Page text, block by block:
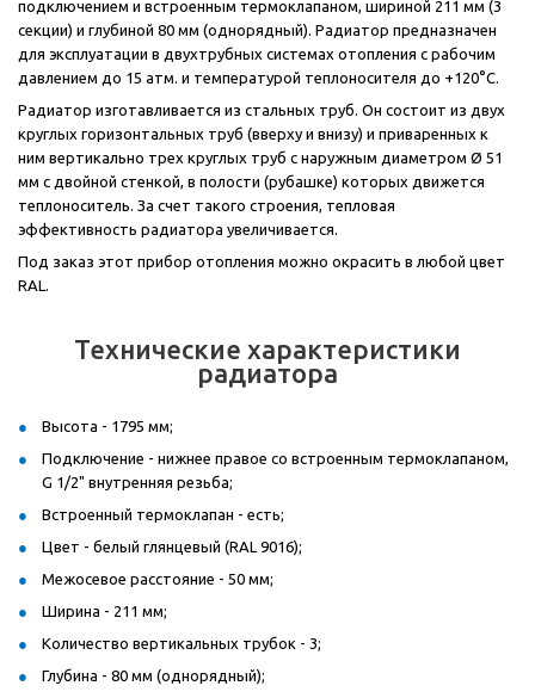
подключением и встроенным термоклапаном, шириной 211 мм (3
секции) и глубиной 80 мм (однорядный). Радиатор предназначен
для эксплуатации в двухтрубных системах отопления с рабочим
давлением до 15 атм. и температурой теплоносителя до +120°С.
Радиатор изготавливается из стальных труб. Он состоит из двух
круглых горизонтальных труб (вверху и внизу) и приваренных к
ним вертикально трех круглых труб с наружным диаметром Ø 51
мм с двойной стенкой, в полости (рубашке) которых движется
теплоноситель. За счет такого строения, тепловая
эффективность радиатора увеличивается.
Под заказ этот прибор отопления можно окрасить в любой цвет
RAL.
Технические характеристики
радиатора
Высота - 1795 мм;
Подключение - нижнее правое со встроенным термоклапаном,
G 1/2" внутренняя резьба;
Встроенный термоклапан - есть;
Цвет - белый глянцевый (RAL 9016);
Межосевое расстояние - 50 мм;
Ширина - 211 мм;
Количество вертикальных трубок - 3;
Глубина - 80 мм (однорядный);